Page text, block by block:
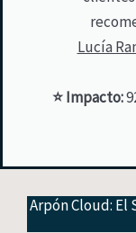
Lucía
⭐ Impacto:
Arpón Cloud: El